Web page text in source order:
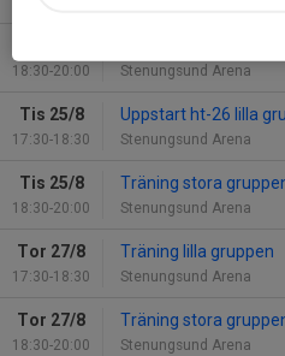
18:30-20:00 Stenungsund Arena
Tis 25/8
17:30-18:30
Uppstart ht-26 lilla
Stenungsund Arena
Tis 25/8
18:30-20:00
Träning stora
Stenungsund Arena
Tor 27/8
17:30-18:30
Träning lilla gruppen
Stenungsund Arena
Tor 27/8
18:30-20:00
Träning stora
Stenungsund Arena